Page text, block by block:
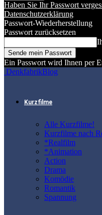
Haben Sie Ihr Passwort
Datenschutzerklärung
Passwort-Wiederherstellung
Passwort zurücksetzen
Ein Passwort wird Ihnen per
DenkfabrikBlog
Kurzfilme
Alle Kurzfilme!
Kurzfilme nach
*Realfilm
*Animation
Action
Drama
Komödie
Romantik
Spannung